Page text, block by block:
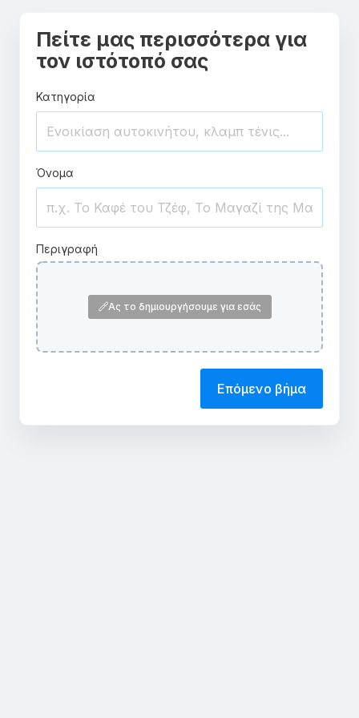
Πείτε μας περισσότερα για
τον ιστότοπό σας
Κατηγορία
Όνομα
Περιγραφή
Ας το δημιουργήσουμε για εσάς
Επόμενο βήμα